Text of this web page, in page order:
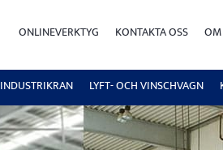
ONLINEVERKTYG KONTAKTA OSS
INDUSTRIKRAN LYFT- OCH VINSCHVAGN